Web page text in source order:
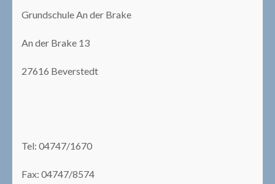
Grundschule An der Brake
An der Brake 13
27616 Beverstedt
Tel: 04747/1670
Fax: 04747/8574